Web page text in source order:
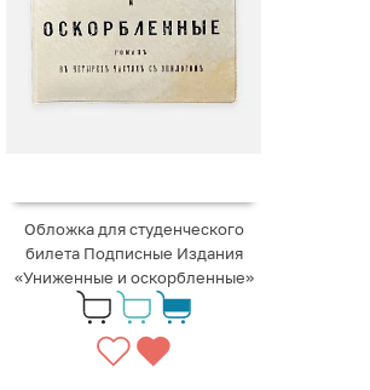
Обложка для студенческого
билета Подписные Издания
«Униженные и оскорбленные»